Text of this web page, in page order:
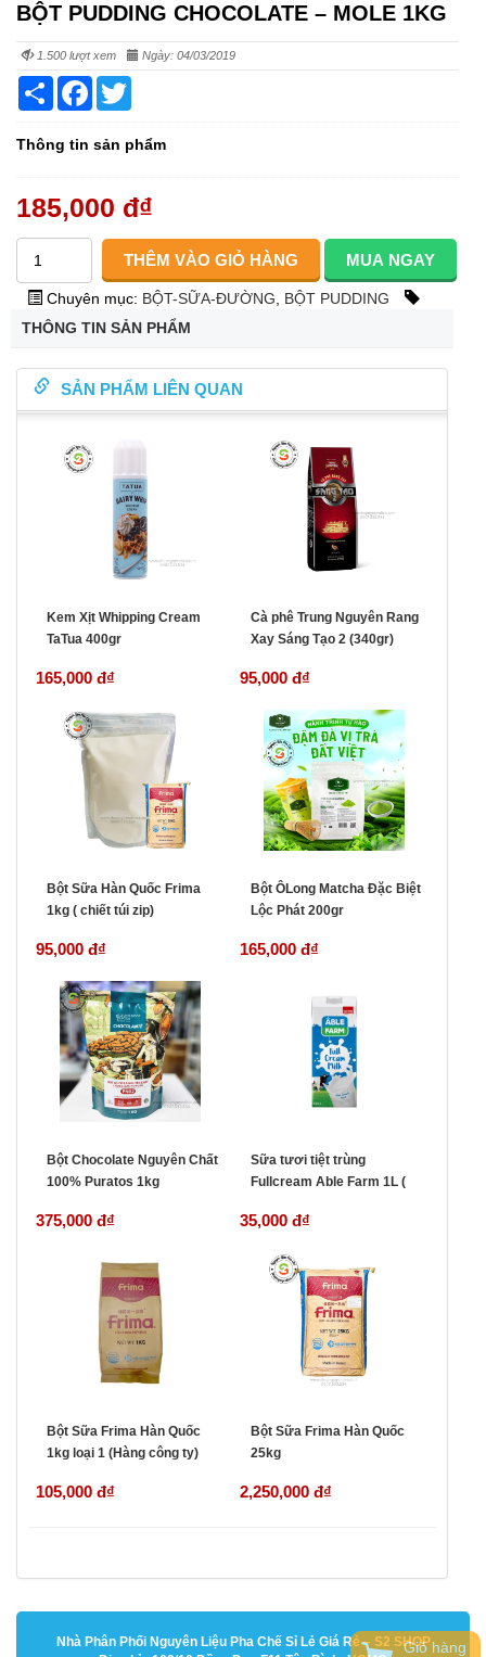
BỘT PUDDING CHOCOLATE – MOLE 1KG
1.500 lượt xem Ngày: 04/03/2019
Share Facebook
Thông tin sản phẩm
185,000 đ₫
Chuyên mục: BỘT-SỮA-ĐƯỜNG
BỘT PUDDING
THÔNG TIN SẢN PHẨM
SẢN PHẨM LIÊN QUAN
Kem Xịt Whipping Cream
TaTua 400gr
165,000 đ₫
Cà phê Trung Nguyên Rang
Xay Sáng Tạo 2 (340gr)
95,000 đ₫
Bột Sữa Hàn Quốc Frima
1kg ( chiết túi zip)
95,000 đ₫
Bột ÔLong Matcha Đặc Biệt
Lộc Phát 200gr
165,000 đ₫
Bột Chocolate Nguyên Chất
100% Puratos 1kg
375,000 đ₫
Sữa tươi tiệt trùng
Fullcream Able Farm 1L (
35,000 đ₫
Bột Sữa Frima Hàn Quốc
1kg loại 1 (Hàng công ty)
105,000 đ₫
Bột Sữa Frima Hàn Quốc
25kg
2,250,000 đ₫
Nhà Phân Phối Nguyên Liệu Pha Chế Sỉ Lẻ Giá Rẻ – S2 SHOPGiỏ hàng